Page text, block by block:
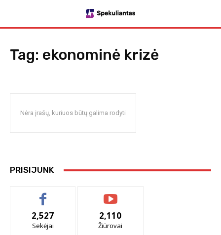
Tag: ekonominė krizė
Nėra įrašų, kuriuos būtų galima rodyti
PRISIJUNK
2,527
Sekėjai
2,110
Žiūrovai